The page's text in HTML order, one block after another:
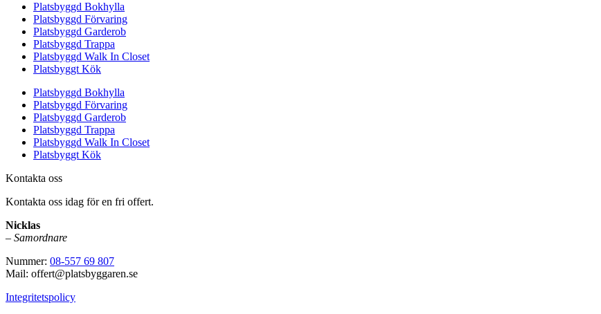
Platsbyggd Bokhylla
Platsbyggd Förvaring
Platsbyggd Garderob
Platsbyggd Trappa
Platsbyggd Walk In Closet
Platsbyggt Kök
Platsbyggd Bokhylla
Platsbyggd Förvaring
Platsbyggd Garderob
Platsbyggd Trappa
Platsbyggd Walk In Closet
Platsbyggt Kök
Kontakta oss
Kontakta oss idag för en fri offert.
Nicklas
– Samordnare
Nummer: 08-557 69 807
Mail: offert@platsbyggaren.se
Integritetspolicy